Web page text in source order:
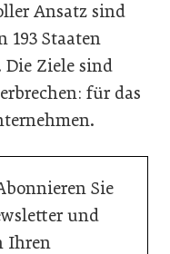
Ansatz sind
193 Staaten
Ziele sind
für das
Sie
und
Ihren